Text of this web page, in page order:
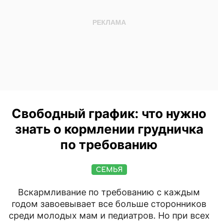
Свободный график: что нужно
знать о кормлении грудничка
по требованию
СЕМЬЯ
Вскармливание по требованию с каждым
годом завоевывает все больше сторонников
среди молодых мам и педиатров. Но при всех